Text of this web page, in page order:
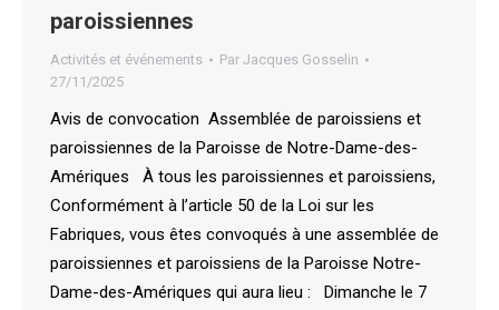
paroissiennes
Activités et événements Par Jacques Gosselin
27/11/2025
Avis de convocation Assemblée de paroissiens et
paroissiennes de la Paroisse de Notre-Dame-des-
Amériques À tous les paroissiennes et paroissiens,
Conformément à l’article 50 de la Loi sur les
Fabriques, vous êtes convoqués à une assemblée de
paroissiennes et paroissiens de la Paroisse Notre-
Dame-des-Amériques qui aura lieu : Dimanche le 7